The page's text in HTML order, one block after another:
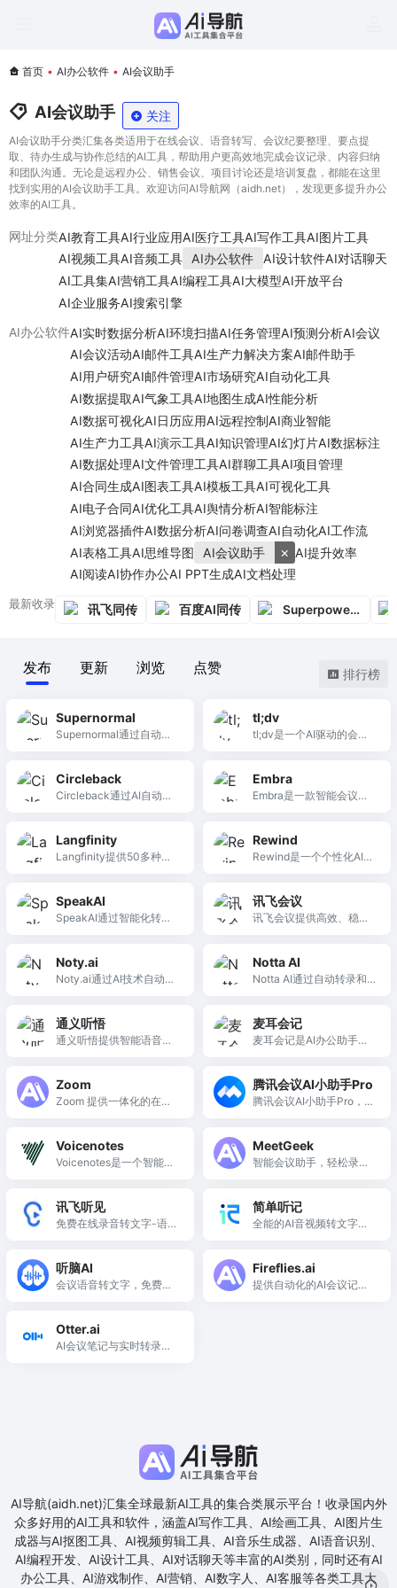
首页 • AI办公软件 • AI会议助手
AI会议助手 关注
AI会议助手分类汇集各类适用于在线会议、语音转写、会议纪要整理、要点提
取、待办生成与协作总结的AI工具，帮助用户更高效地完成会议记录、内容归纳
和团队沟通。无论是远程办公、销售会议、项目讨论还是培训复盘，都能在这里
找到实用的AI会议助手工具。欢迎访问AI导航网（aidh.net），发现更多提升办公
效率的AI工具。
网址分类AI教育工具AI行业应用AI医疗工具AI写作工具AI图片工具
AI视频工具AI音频工具 AI办公软件 AI设计软件AI对话聊天
AI工具集AI营销工具AI编程工具AI大模型AI开放平台
AI企业服务AI搜索引擎
AI办公软件AI实时数据分析AI环境扫描AI任务管理AI预测分析AI会议
AI会议活动AI邮件工具AI生产力解决方案AI邮件助手
AI用户研究AI邮件管理AI市场研究AI自动化工具
AI数据提取AI气象工具AI地图生成AI性能分析
AI数据可视化AI日历应用AI远程控制AI商业智能
AI生产力工具AI演示工具AI知识管理AI幻灯片AI数据标注
AI数据处理AI文件管理工具AI群聊工具AI项目管理
AI合同生成AI图表工具AI模板工具AI可视化工具
AI电子合同AI优化工具AI舆情分析AI智能标注
AI浏览器插件AI数据分析AI问卷调查AI自动化AI工作流
AI表格工具AI思维导图 AI会议助手 × AI提升效率
AI阅读AI协作办公AI PPT生成AI文档处理
最新收录 讯飞同传 百度AI同传 Superpowered
发布 更新 浏览 点赞 排行榜
Supernormal
Supernormal通过自动化
产力提升。
tl;dv
tl;dv是一个AI驱动的会议
率。
Circleback
Circleback通过AI自动生
Embra
Embra是一款智能会议记
协作效率。
Langfinity
Langfinity提供50多种语
Rewind
Rewind是一个个性化AI助
率和记忆力。
SpeakAI
SpeakAI通过智能化转录
洞察，提升决策效率。
讯飞会议
讯飞会议提供高效、稳定
提升沟通效率。
Noty.ai
Noty.ai通过AI技术自动转
Notta AI
Notta AI通过自动转录和
通义听悟
通义听悟提供智能语音转
麦耳会记
麦耳会记是AI办公助手，
率。
Zoom
Zoom 提供一体化的在线
腾讯会议AI小助手Pro
腾讯会议AI小助手Pro，提
Voicenotes
Voicenotes是一个智能语
信息。
MeetGeek
智能会议助手，轻松录制
与决策力，让每个成员都
能精准掌握核心信息，随
讯飞听见
免费在线录音转文字-语音
简单听记
全能的AI音视频转文字专
总结和分析
听脑AI
会议语音转文字，免费会
Fireflies.ai
提供自动化的AI会议记
Otter.ai
AI会议笔记与实时转录工
AI导航(aidh.net)汇集全球最新AI工具的集合类展示平台！收录国内外
众多好用的AI工具和软件，涵盖AI写作工具、AI绘画工具、AI图片生
成器与AI抠图工具、AI视频剪辑工具、AI音乐生成器、AI语音识别、
AI编程开发、AI设计工具、AI对话聊天等丰富的AI类别，同时还有AI
办公工具、AI游戏制作、AI营销、AI数字人、AI客服等各类工具大